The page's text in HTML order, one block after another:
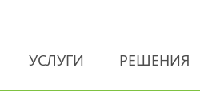
УСЛУГИ РЕШЕНИЯ